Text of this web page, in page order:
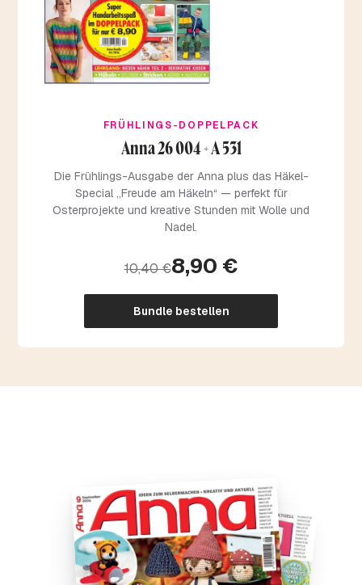
FRÜHLINGS-DOPPELPACK
Anna 26 004 + A 531
Die Frühlings-Ausgabe der Anna plus das Häkel-
Special „Freude am Häkeln“ — perfekt für
Osterprojekte und kreative Stunden mit Wolle und
Nadel.
10,40 €8,90 €
Bundle bestellen